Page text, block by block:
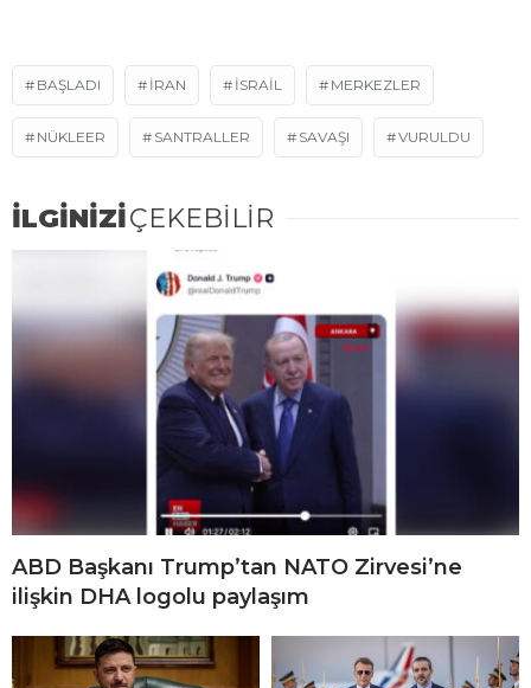
BAŞLADI IRAN İSRAİL MERKEZLER
NÜKLEER SANTRALLER SAVAŞI VURULDU
İLGİNİZİÇEKEBİLİR
ABD Başkanı Trump’tan NATO Zirvesi’ne
ilişkin DHA logolu paylaşım